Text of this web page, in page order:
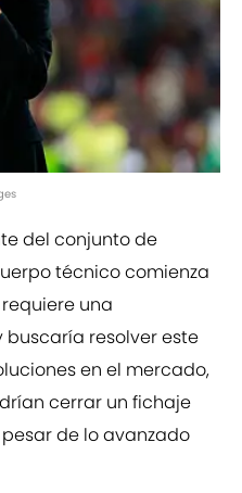
del conjunto de
técnico comienza
una
resolver este
en el mercado,
cerrar un fichaje
de lo avanzado